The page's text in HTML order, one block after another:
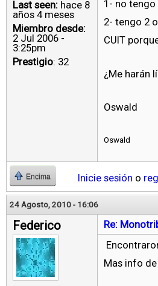
Last seen: hace 8
años 4 meses
Miembro desde:
2 Jul 2006 -
3:25pm
Prestigio: 32
1- no tengo
2- tengo 2
CUIT
¿Me harán
Oswald
Oswald
Encima Inicie sesión o
24 Agosto, 2010 - 16:06
Federico
Re:
Mas info